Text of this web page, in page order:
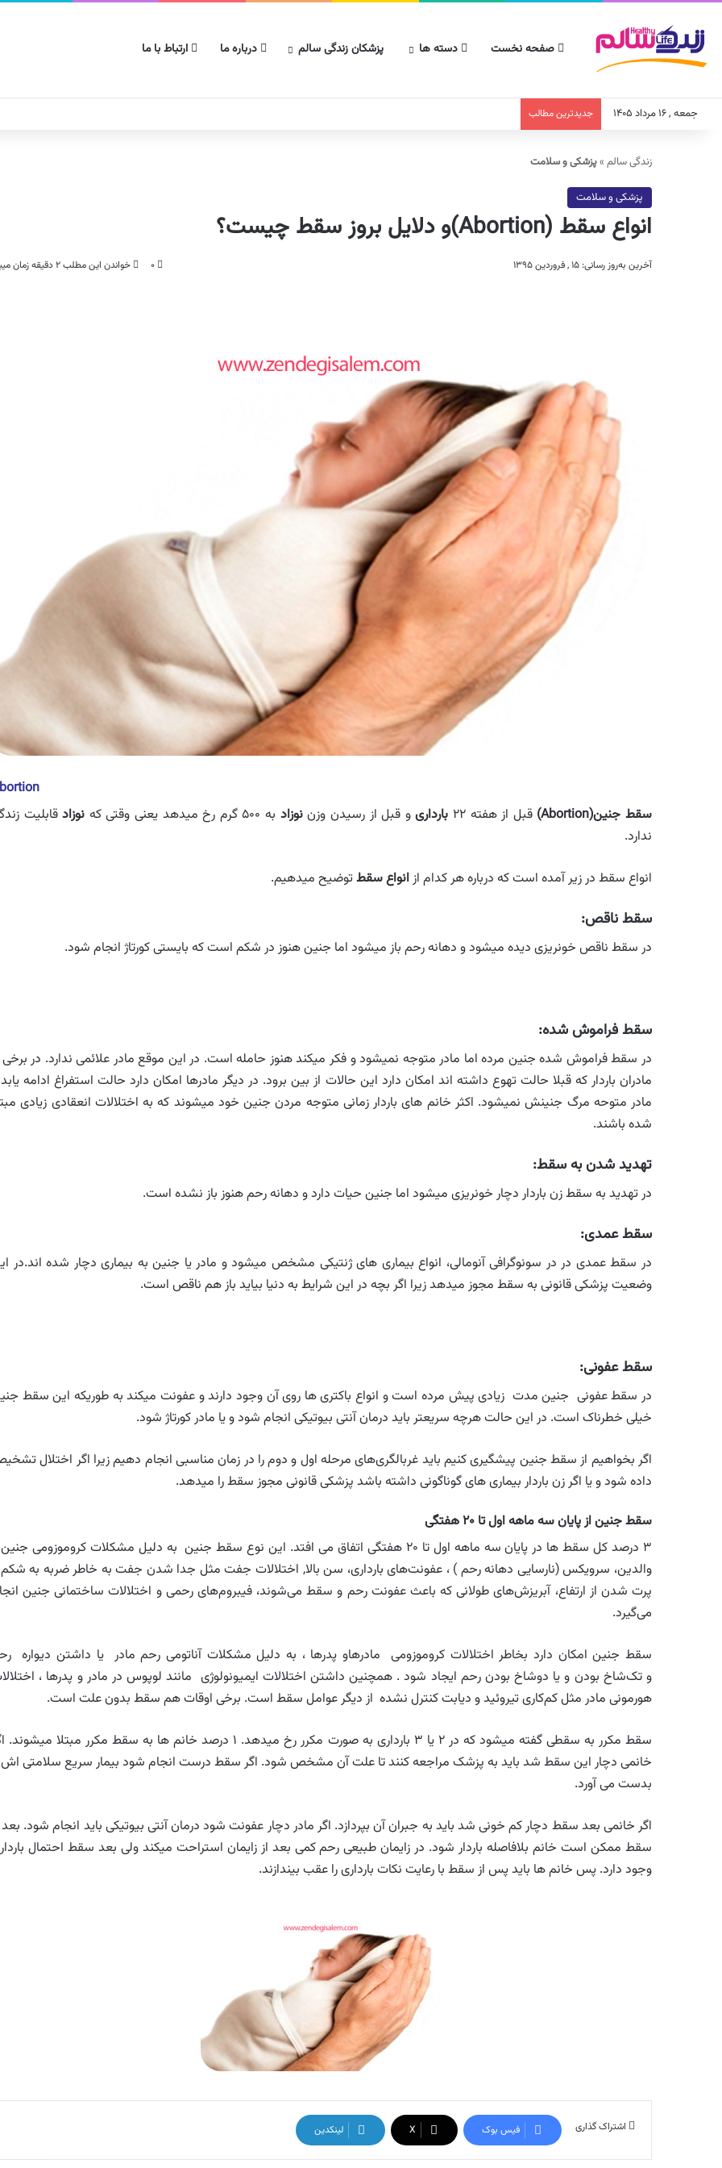
صفحه نخست دسته ها پزشکان زندگی سالم درباره ما ارتباط با ما
جمعه , ۱۶ مرداد ۱۴۰۵ جدیدترین مطالب
زندگی سالم »پزشکی و سلامت
پزشکی و سلامت
انواع سقط (Abortion)و دلایل بروز سقط چیست؟
آخرین به‌روز رسانی: ۱۵ , فروردین ۱۳۹۵ ۰ خواندن این مطلب ۲ دقیقه زمان میبرد
سقط جنین(Abortion)
قبل از هفته ۲۲ بارداریو قبل از رسیدن وزننوزاد به ۵۰۰ گرم رخ میدهد یعنی وقتی که نوزادقابلیت
ندارد.
انواع سقط در زیر آمده است که درباره هر کدام ازانواع سقطتوضیح میدهیم.
سقط ناقص:
در سقط ناقص خونریزی دیده میشود و دهانه رحم باز میشود اما جنین هنوز در شکم است که بایستی کورتاژ انجام شود.
سقط فراموش شده:
در سقط فراموش شده جنین مرده اما مادر متوجه نمیشود و فکر میکند هنوز حامله است. در این موقع مادر علائمی ندارد. در برخی
مادران باردار که قبلا حالت تهوع داشته اند امکان دارد این حالات از بین برود. در دیگر مادرها امکان دارد حالت استفراغ ادامه
مادر متوحه مرگ جنینش نمیشود. اکثر خانم های باردار زمانی متوجه مردن جنین خود میشوند که به اختلالات انعقادی زیادی
شده باشند.
تهدید شدن به سقط:
در تهدید به سقط زن باردار دچار خونریزی میشود اما جنین حیات دارد و دهانه رحم هنوز باز نشده است.
سقط عمدی:
در سقط عمدی در در سونوگرافی آنومالی، انواع بیماری های ژنتیکی مشخص میشود و مادر یا جنین به بیماری دچار شده اند.در
وضعیت پزشکی قانونی به سقط مجوز میدهد زیرا اگر بچه در این شرایط به دنیا بیاید باز هم ناقص است.
سقط عفونی:
در سقط عفونی جنین مدت زیادی پیش مرده است و انواع باکتری ها روی آن وجود دارند و عفونت میکند به طوریکه این سقط
خیلی خطرناک است. در این حالت هرچه سریعتر باید درمان آنتی بیوتیکی انجام شود و یا مادر کورتاژ شود.
اگر بخواهیم از سقط جنین پیشگیری کنیم باید غربالگری‌های مرحله اول و دوم را در زمان مناسبی انجام دهیم زیرا اگر اختلال
داده شود و یا اگر زن باردار بیماری های گوناگونی داشته باشد پزشکی قانونی مجوز سقط را میدهد.
سقط جنین از پایان سه ماهه اول تا ۲۰ هفتگی
۳ درصد کل سقط ها در پایان سه ماهه اول تا ۲۰ هفتگی اتفاق می افتد. این نوع سقط جنین به دلیل مشکلات کروموزومی
والدین، سرویکس (نارسایی دهانه رحم ) ، عفونت‌های بارداری، سن بالا, اختلالات جفت مثل جدا شدن جفت به خاطر ضربه ‌به
پرت شدن از ارتفاع، آبریزش‌های طولانی که باعث عفونت رحم و سقط می‌شوند، فیبروم‌های رحمی و اختلالات ساختمانی جنین
می‌گیرد.
سقط جنین امکان دارد بخاطر اختلالات کروموزومی مادر‌هاو پدرها ، به دلیل مشکلات آناتومی رحم مادر یا داشتن دیواره
و تک‌شاخ بودن و یا دوشاخ بودن رحم ایجاد شود . همچنین داشتن اختلالات ایمیونولوژی مانند لوپوس در مادر و پدرها ،
هورمونی مادر مثل کم‌کاری تیروئید و دیابت کنترل نشده از دیگر عوامل سقط است. برخی اوقات هم سقط بدون علت است.
سقط مکرر به سقطی گفته میشود که در ۲ یا ۳ بارداری به صورت مکرر رخ میدهد. ۱ درصد خانم ها به سقط مکرر مبتلا
خانمی دچار این سقط شد باید به پزشک مراجعه کنند تا علت آن مشخص شود. اگر سقط درست انجام شود بیمار سریع سلامتی اش
بدست می آورد.
اگر خانمی بعد سقط دچار کم خونی شد باید به جبران آن بپردازد. اگر مادر دچار عفونت شود درمان آنتی بیوتیکی باید انجام شود. بعد
سقط ممکن است خانم بلافاصله باردار شود. در زایمان طبیعی رحم کمی بعد از زایمان استراحت میکند ولی بعد سقط احتمال
وجود دارد. پس خانم ها باید پس از سقط با رعایت نکات بارداری را عقب بیندازند.
اشتراک گذاری فیس بوک X لینکدین